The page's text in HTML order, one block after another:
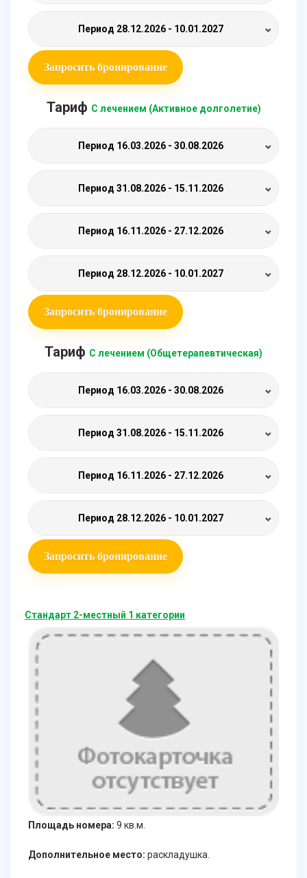
Период 28.12.2026 - 10.01.2027
Запросить бронирование
Тариф С лечением (Активное долголетие)
Период 16.03.2026 - 30.08.2026
Период 31.08.2026 - 15.11.2026
Период 16.11.2026 - 27.12.2026
Период 28.12.2026 - 10.01.2027
Запросить бронирование
Тариф С лечением (Общетерапевтическая)
Период 16.03.2026 - 30.08.2026
Период 31.08.2026 - 15.11.2026
Период 16.11.2026 - 27.12.2026
Период 28.12.2026 - 10.01.2027
Запросить бронирование
Стандарт 2-местный 1 категории
Площадь номера: 9 кв.м.
Дополнительное место: раскладушка.